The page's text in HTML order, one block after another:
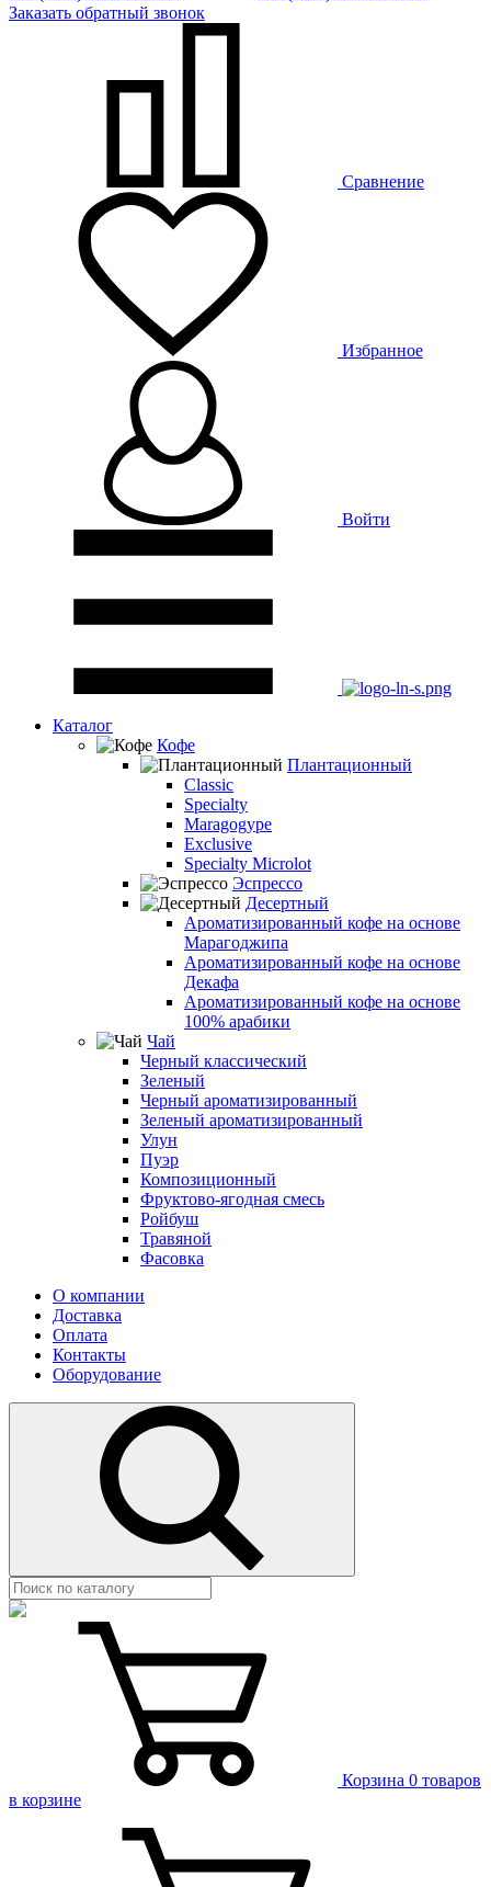
Заказать обратный звонок
Сравнение
Избранное
Войти
Каталог
Кофе
Плантационный
Classic
Specialty
Maragogype
Exclusive
Specialty Microlot
Эспрессо
Десертный
Ароматизированный кофе на основе
Марагоджипа
Ароматизированный кофе на основе
Декафа
Ароматизированный кофе на основе
100% арабики
Чай
Черный классический
Зеленый
Черный ароматизированный
Зеленый ароматизированный
Улун
Пуэр
Композиционный
Фруктово-ягодная смесь
Ройбуш
Травяной
Фасовка
О компании
Доставка
Оплата
Контакты
Оборудование
Корзина 0 товаров
в корзине